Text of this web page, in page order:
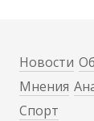
Новости
Мнения
Спорт